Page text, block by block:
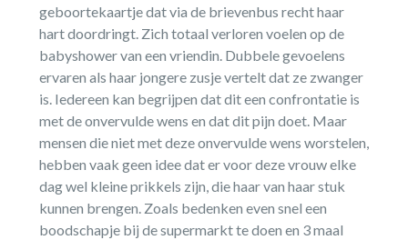
geboortekaartje dat via de brievenbus recht haar
hart doordringt. Zich totaal verloren voelen op de
babyshower van een vriendin. Dubbele gevoelens
ervaren als haar jongere zusje vertelt dat ze zwanger
is. Iedereen kan begrijpen dat dit een confrontatie is
met de onvervulde wens en dat dit pijn doet. Maar
mensen die niet met deze onvervulde wens worstelen,
hebben vaak geen idee dat er voor deze vrouw elke
dag wel kleine prikkels zijn, die haar van haar stuk
kunnen brengen. Zoals bedenken even snel een
boodschapje bij de supermarkt te doen en 3 maal